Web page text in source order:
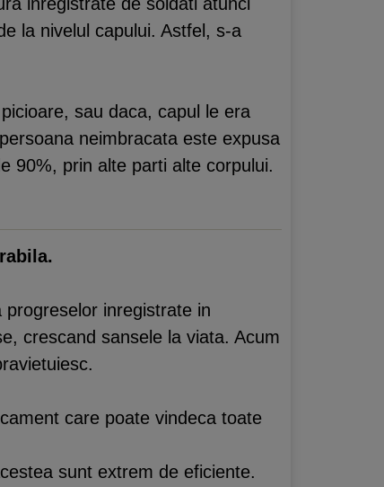
la nivelul capului. Astfel, s-a
sau daca, capul le era
neimbracata este expusa
90%, prin alte parti alte corpului.
inregistrate in
crescand sansele la viata. Acum
care poate vindeca toate
sunt extrem de eficiente.